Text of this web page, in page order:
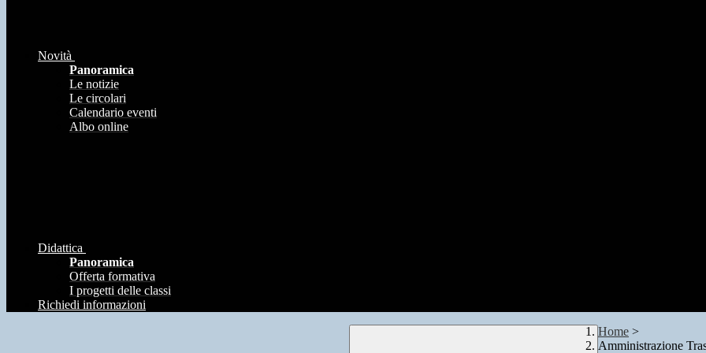
Novità
Panoramica
Le notizie
Le circolari
Calendario eventi
Albo online
Didattica
Panoramica
Offerta formativa
I progetti delle classi
Richiedi informazioni
Home >
Amministrazione